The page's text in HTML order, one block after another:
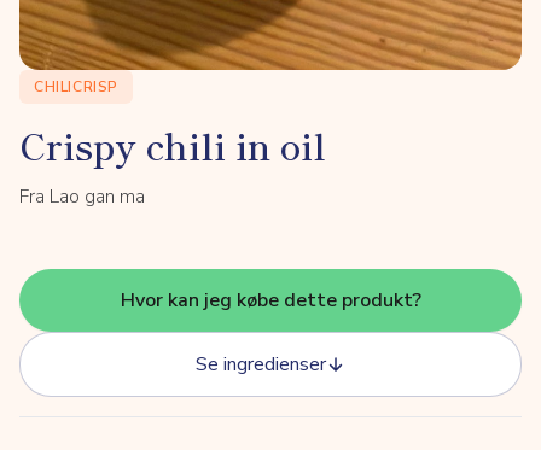
CHILICRISP
Crispy chili in oil
Fra Lao gan ma
Hvor kan jeg købe dette produkt?
Se ingredienser